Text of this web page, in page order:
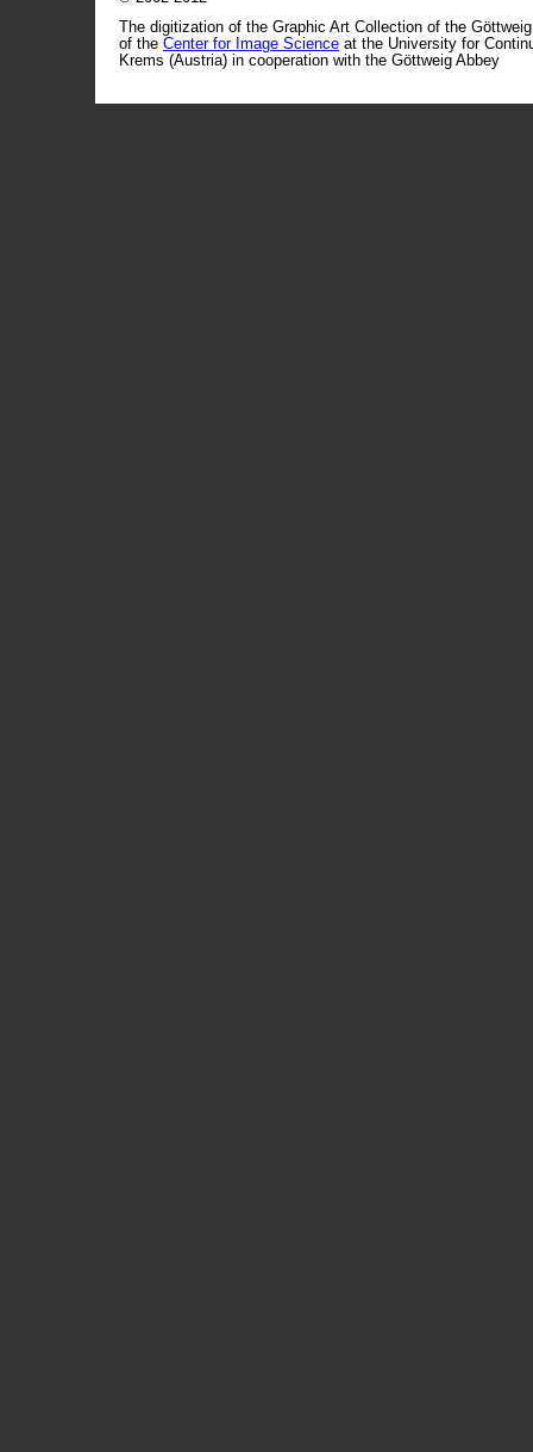
The digitization of the Graphic Art Collection of the
of the Center for Image Science at the University for
Krems (Austria) in cooperation with the Göttweig Abbey